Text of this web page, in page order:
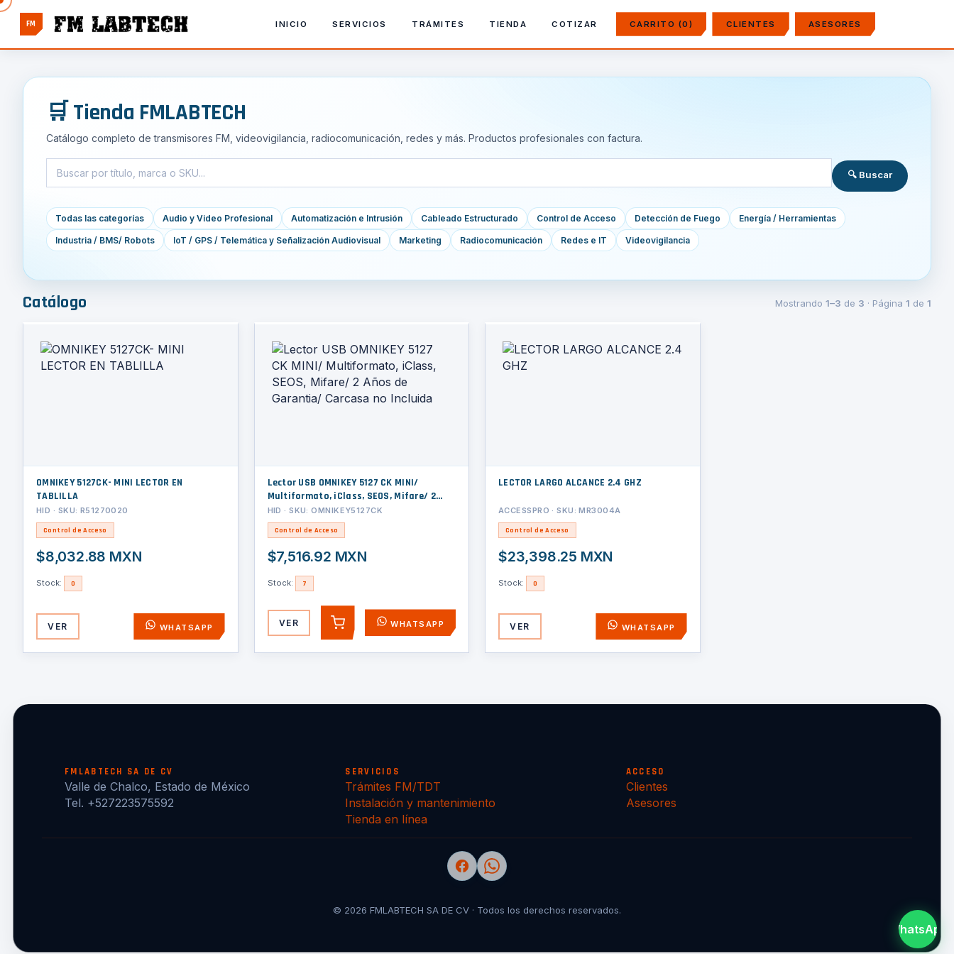
FM INICIO SERVICIOS TRÁMITES TIENDA COTIZAR CARRITO (0) CLIENTES ASESORES
🛒 Tienda FMLABTECH
Catálogo completo de transmisores FM, videovigilancia, radiocomunicación, redes y más. Productos profesionales con factura.
🔍 Buscar
Todas las categorías Audio y Video Profesional Automatización e Intrusión Cableado Estructurado Control de Acceso Detección de Fuego Energía / Herramientas
Industria / BMS/ Robots IoT / GPS / Telemática y Señalización Audiovisual Marketing Radiocomunicación Redes e IT Videovigilancia
Catálogo Mostrando 1–3 de 3 · Página 1 de 1
OMNIKEY 5127CK- MINI LECTOR EN
TABLILLA
HID · SKU: R51270020
Control de Acceso
$8,032.88 MXN
Stock: 0
VER WHATSAPP
Lector USB OMNIKEY 5127 CK MINI/
Multiformato, iClass, SEOS, Mifare/ 2
Años de Garantia/ Carcasa no Incluida
HID · SKU: OMNIKEY5127CK
Control de Acceso
$7,516.92 MXN
Stock: 7
VER AGREGARWHATSAPP
LECTOR LARGO ALCANCE 2.4 GHZ
ACCESSPRO · SKU: MR3004A
Control de Acceso
$23,398.25 MXN
Stock: 0
VER WHATSAPP
WhatsApp
FMLABTECH SA DE CV
Valle de Chalco, Estado de México
Tel. +527223575592
SERVICIOS
Trámites FM/TDT
Instalación y mantenimiento
Tienda en línea
ACCESO
Clientes
Asesores
© 2026 FMLABTECH SA DE CV · Todos los derechos reservados.